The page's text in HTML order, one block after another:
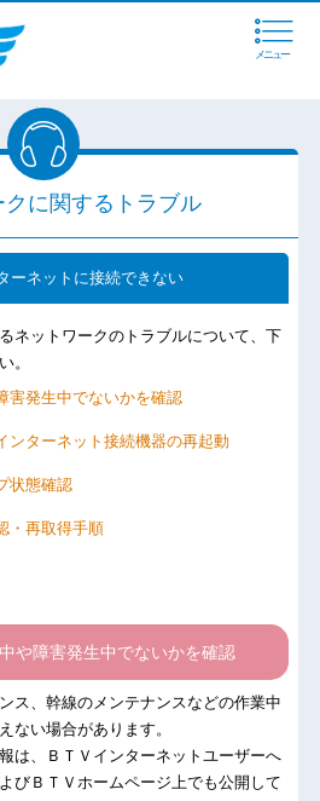
メニュー
クに関するトラブル
ネットに接続できない
ネットワークのトラブルについて、下
。
害発生中でないかを確認
ンターネット接続機器の再起動
状態確認
・再取得手順
や障害発生中でないかを確認
ス、幹線のメンテナンスなどの作業中
ない場合があります。
は、ＢＴＶインターネットユーザーへ
びＢＴＶホームページ上でも公開して